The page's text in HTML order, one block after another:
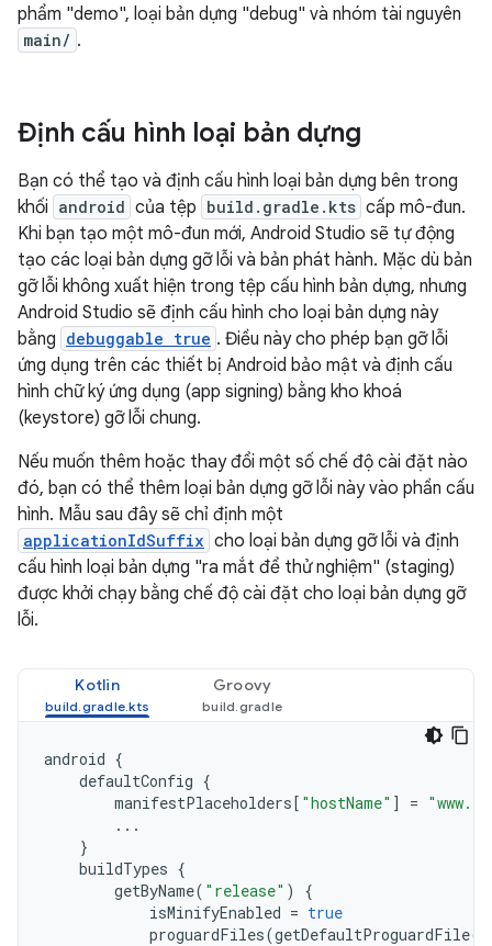
phẩm "demo", loại bản dựng "debug" và nhóm tài nguyên
main/ .
Định cấu hình loại bản dựng
Bạn có thể tạo và định cấu hình loại bản dựng bên trong
khối android của tệp build.gradle.kts cấp mô-đun.
Khi bạn tạo một mô-đun mới, Android Studio sẽ tự động
tạo các loại bản dựng gỡ lỗi và bản phát hành. Mặc dù bản
gỡ lỗi không xuất hiện trong tệp cấu hình bản dựng, nhưng
Android Studio sẽ định cấu hình cho loại bản dựng này
bằng debuggable true . Điều này cho phép bạn gỡ lỗi
ứng dụng trên các thiết bị Android bảo mật và định cấu
hình chữ ký ứng dụng (app signing) bằng kho khoá
(keystore) gỡ lỗi chung.
Nếu muốn thêm hoặc thay đổi một số chế độ cài đặt nào
đó, bạn có thể thêm loại bản dựng gỡ lỗi này vào phần cấu
hình. Mẫu sau đây sẽ chỉ định một
applicationIdSuffix cho loại bản dựng gỡ lỗi và định
cấu hình loại bản dựng "ra mắt để thử nghiệm" (staging)
được khởi chạy bằng chế độ cài đặt cho loại bản dựng gỡ
lỗi.
Kotlin Groovy
android {
defaultConfig {
manifestPlaceholders[ "hostName" ] =
...
}
buildTypes {
getByName( "release" )
{
isMinifyEnabled = true
proguardFiles(getDefaultProguardFile(